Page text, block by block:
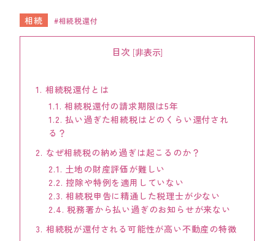
キークレア社会保険労務士法人
キークレア不動産株式会社
KEYCREA KHM TAX & ACCOUNTING CO.,LTD.
Keycrea KHM Tax & Accounting Co.,Ltd.
提案事例
TOPICS
トピックス
相続 相続税還付
目次 [非表示]
1. 相続税還付とは
1.1. 相続税還付の請求期限は5年
1.2. 払い過ぎた相続税はどのくらい還付され
る？
2. なぜ相続税の納め過ぎは起こるのか？
2.1. 土地の財産評価が難しい
2.2. 控除や特例を適用していない
2.3. 相続税申告に精通した税理士が少ない
2.4. 税務署から払い過ぎのお知らせが来ない
3. 相続税が還付される可能性が高い不動産の特徴